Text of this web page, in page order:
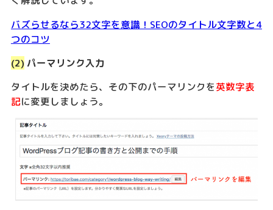
バズらせるなら32文字を意識！SEOのタイトル文字数と4
つのコツ
(2) パーマリンク入力
タイトルを決めたら、その下のパーマリンクを英数字表
記に変更しましょう。